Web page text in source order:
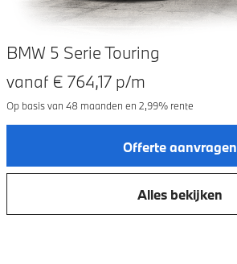
BMW 5 Serie Touring
vanaf € 764,17p/m
Op basis van 48maanden en 2,99% rente
Offerte aanvragen
Alles bekijken